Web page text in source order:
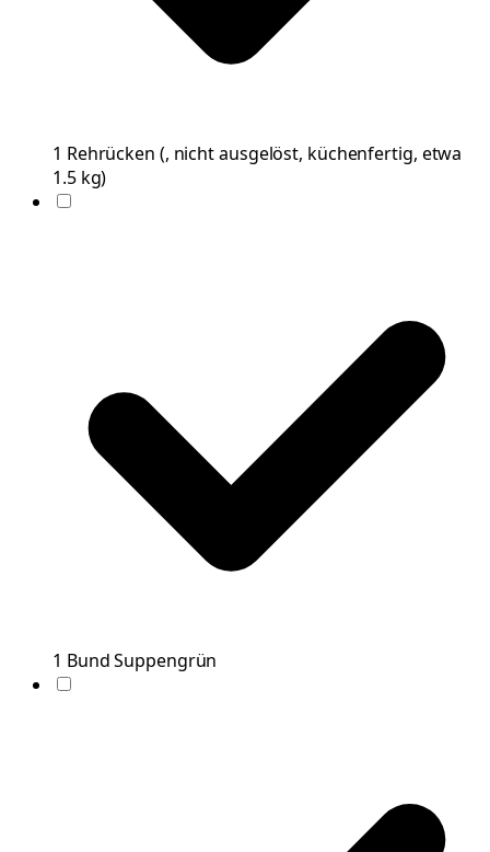
1 Rehrücken (, nicht ausgelöst, küchenfertig, etwa
1.5 kg)
1 BundSuppengrün